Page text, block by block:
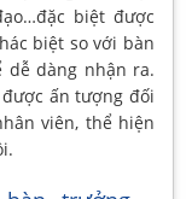
biệt được
biệt so với bàn
dễ dàng nhận ra.
ấn tượng đối
viên, thể hiện